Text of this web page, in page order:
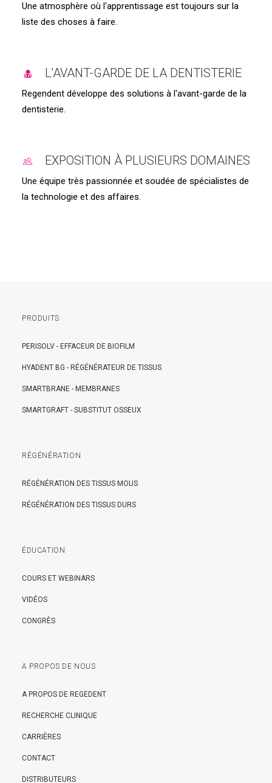
Une atmosphère où l'apprentissage est toujours sur la
liste des choses à faire.
L'AVANT-GARDE DE LA DENTISTERIE
Regendent développe des solutions à l'avant-garde de la
dentisterie.
EXPOSITION À PLUSIEURS DOMAINES
Une équipe très passionnée et soudée de spécialistes de
la technologie et des affaires.
PRODUITS
PERISOLV - EFFACEUR DE BIOFILM
HYADENT BG - RÉGÉNÉRATEUR DE TISSUS
SMARTBRANE - MEMBRANES
SMARTGRAFT - SUBSTITUT OSSEUX
RÉGÉNÉRATION
RÉGÉNÉRATION DES TISSUS MOUS
RÉGÉNÉRATION DES TISSUS DURS
ÉDUCATION
COURS ET WEBINARS
VIDÉOS
CONGRÈS
A PROPOS DE NOUS
A PROPOS DE REGEDENT
RECHERCHE CLINIQUE
CARRIÈRES
CONTACT
DISTRIBUTEURS